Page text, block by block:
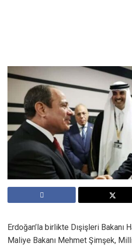
Erdoğan’la birlikte Dışişleri Bakanı
Maliye Bakanı Mehmet Şimşek,